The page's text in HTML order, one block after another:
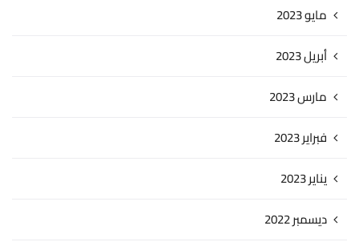
مايو 2023
أبريل 2023
مارس 2023
فبراير 2023
يناير 2023
ديسمبر 2022